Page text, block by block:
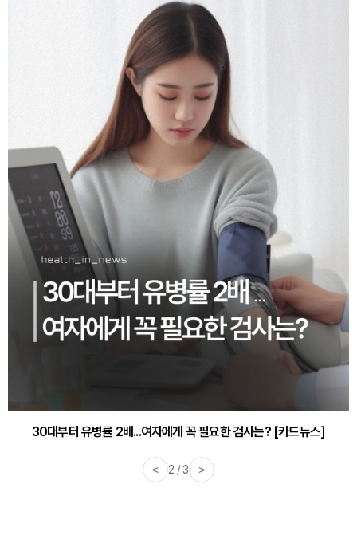
30대부터 유병률 2배...여자에게 꼭 필요한 검사는? [카드뉴스]
< 2 / 3 >